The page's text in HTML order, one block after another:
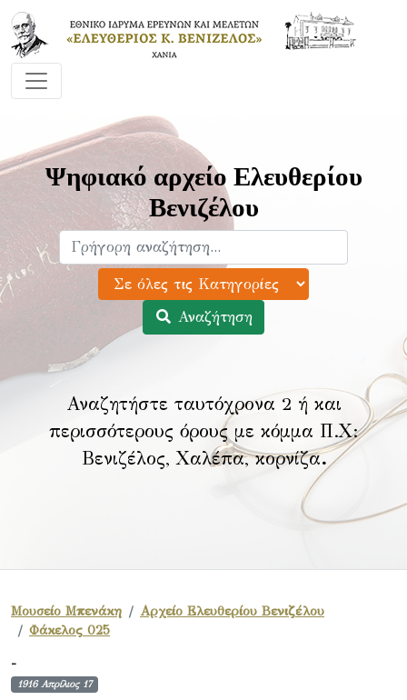
Ψηφιακό αρχείο Ελευθερίου
Βενιζέλου
Αναζήτηση
Αναζητήστε ταυτόχρονα 2 ή και
περισσότερους όρους με κόμμα Π.Χ:
Βενιζέλος, Χαλέπα, κορνίζα.
Μουσείο Μπενάκη
Αρχείο Ελευθερίου Βενιζέλου
Φάκελος 025
-
1916 Απρίλιος 17